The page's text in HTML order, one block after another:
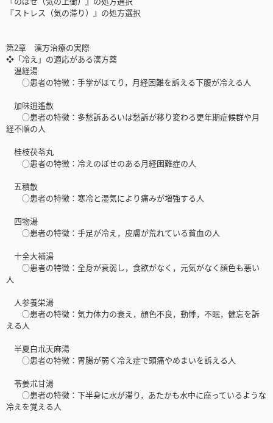
『ストレス（気の滞り）』の処方選択
第2章 漢方治療の実際
❖「冷え」の適応がある漢方薬
温経湯
○患者の特徴：手掌がほてり，月経困難を訴える下腹が冷える人
加味逍遙散
○患者の特徴：多愁訴あるいは愁訴が移り変わる更年期症候群や月
経不順の人
桂枝茯苓丸
○患者の特徴：冷えのぼせのある月経困難症の人
五積散
○患者の特徴：寒冷と湿気により痛みが増強する人
四物湯
○患者の特徴：手足が冷え，皮膚が荒れている貧血の人
十全大補湯
○患者の特徴：全身が衰弱し，食欲がなく，元気がなく顔色も悪い
人
人参養栄湯
○患者の特徴：気力体力の衰え，顔色不良，動悸，不眠，健忘を訴
える人
半夏白朮天麻湯
○患者の特徴：胃腸が弱く冷え症で頭痛やめまいを訴える人
苓姜朮甘湯
○患者の特徴：下半身に水が滞り，あたかも水中に座っているような
冷えを覚える人